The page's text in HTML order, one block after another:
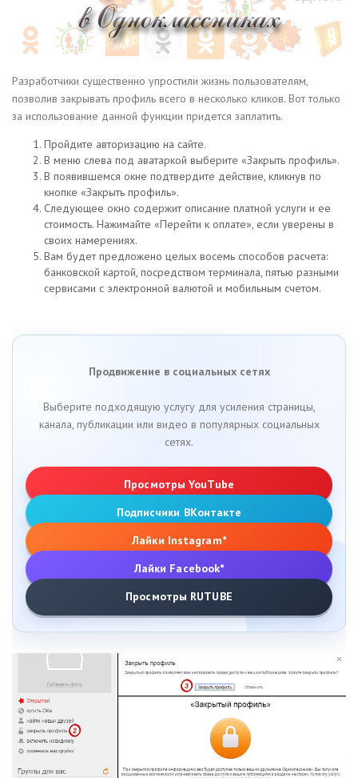
Разработчики существенно упростили жизнь пользователям,
позволив закрывать профиль всего в несколько кликов. Вот только
за использование данной функции придется заплатить.
Пройдите авторизацию на сайте.
В меню слева под аватаркой выберите «Закрыть профиль».
В появившемся окне подтвердите действие, кликнув по
кнопке «Закрыть профиль».
Следующее окно содержит описание платной услуги и ее
стоимость. Нажимайте «Перейти к оплате», если уверены в
своих намерениях.
Вам будет предложено целых восемь способов расчета:
банковской картой, посредством терминала, пятью разными
сервисами с электронной валютой и мобильным счетом.
Продвижение в социальных сетях
Выберите подходящую услугу для усиления страницы,
канала, публикации или видео в популярных социальных
сетях.
Просмотры YouTube
Подписчики ВКонтакте
Лайки Instagram*
Лайки Facebook*
Просмотры RUTUBE